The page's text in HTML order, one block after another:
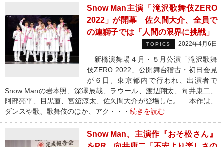
Snow Man主演「滝沢歌舞伎ZERO
2022」が開幕 佐久間大介、全員で
の連獅子では「人間の限界に挑戦」
TOPICS 2022年4月6日
新橋演舞場４月・５月公演「滝沢歌舞
伎ZERO 2022」公開舞台稽古・初日会見
が６日、東京都内で行われ、出演者で
Snow Manの岩本照、深澤辰哉、ラウール、渡辺翔太、向井康二、
阿部亮平、目黒蓮、宮舘涼太、佐久間大介が登場した。 本作は、
ダンスや歌、歌舞伎のほか、アク・・・ 続きを読む
Snow Man、主演作『おそ松さん』